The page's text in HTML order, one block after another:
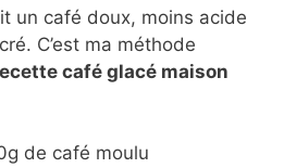
un café doux, moins acide
C’est ma méthode
café glacé maison
de café moulu